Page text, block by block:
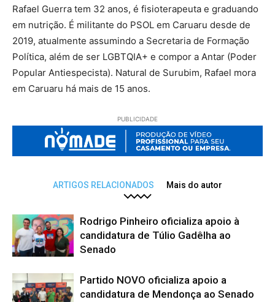
Rafael Guerra tem 32 anos, é fisioterapeuta e graduando
em nutrição. É militante do PSOL em Caruaru desde de
2019, atualmente assumindo a Secretaria de Formação
Política, além de ser LGBTQIA+ e compor a Antar (Poder
Popular Antiespecista). Natural de Surubim, Rafael mora
em Caruaru há mais de 15 anos.
PUBLICIDADE
ARTIGOS RELACIONADOS Mais do autor
Rodrigo Pinheiro oficializa apoio à
candidatura de Túlio Gadêlha ao
Senado
Partido NOVO oficializa apoio a
candidatura de Mendonça ao Senado